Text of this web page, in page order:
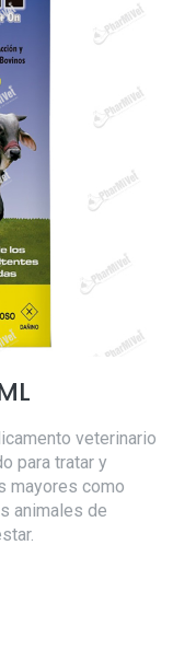
veterinario
para tratar y
mayores como
animales de